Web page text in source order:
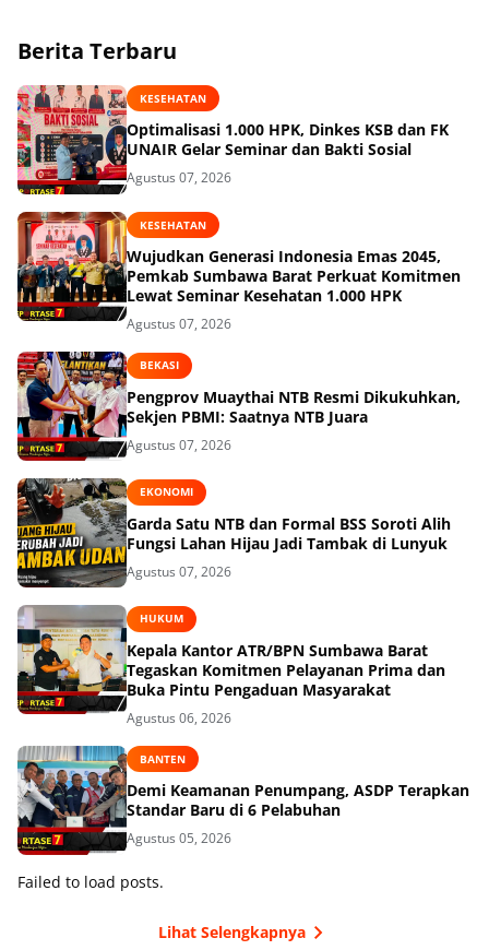
Berita Terbaru
KESEHATAN
Optimalisasi 1.000 HPK, Dinkes KSB dan FK
UNAIR Gelar Seminar dan Bakti Sosial
Agustus 07, 2026
KESEHATAN
Wujudkan Generasi Indonesia Emas 2045,
Pemkab Sumbawa Barat Perkuat Komitmen
Lewat Seminar Kesehatan 1.000 HPK
Agustus 07, 2026
BEKASI
Pengprov Muaythai NTB Resmi Dikukuhkan,
Sekjen PBMI: Saatnya NTB Juara
Agustus 07, 2026
EKONOMI
Garda Satu NTB dan Formal BSS Soroti Alih
Fungsi Lahan Hijau Jadi Tambak di Lunyuk
Agustus 07, 2026
HUKUM
Kepala Kantor ATR/BPN Sumbawa Barat
Tegaskan Komitmen Pelayanan Prima dan
Buka Pintu Pengaduan Masyarakat
Agustus 06, 2026
BANTEN
Demi Keamanan Penumpang, ASDP Terapkan
Standar Baru di 6 Pelabuhan
Agustus 05, 2026
Failed to load posts.
Lihat Selengkapnya